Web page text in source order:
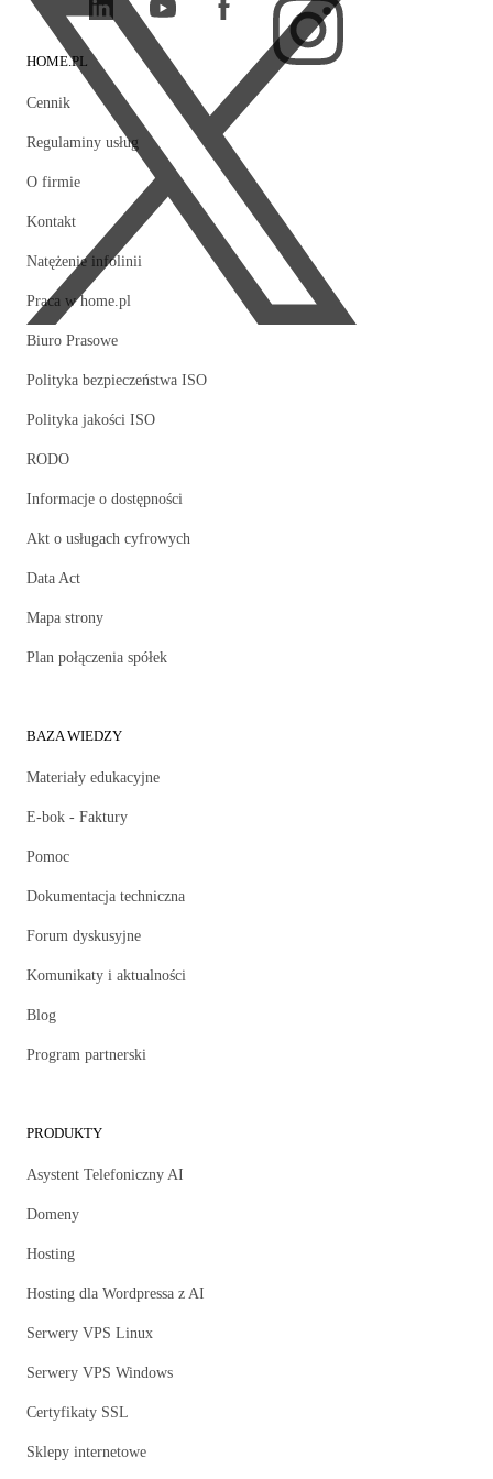
Więcej informacji na ten temat znajdziesz tutaj:
https://pomoc.home.pl/baza-wiedzy/jak-sprawdzic-na-kogo-
zarejestrowana-jest-wybrana-domena
.
HOME.PL
Cennik
Regulaminy usług
O firmie
Kontakt
Natężenie infolinii
Praca w home.pl
Biuro Prasowe
Polityka bezpieczeństwa ISO
Polityka jakości ISO
RODO
Informacje o dostępności
Akt o usługach cyfrowych
Data Act
Mapa strony
Plan połączenia spółek
BAZA WIEDZY
Materiały edukacyjne
E-bok - Faktury
Pomoc
Dokumentacja techniczna
Forum dyskusyjne
Komunikaty i aktualności
Blog
Program partnerski
PRODUKTY
Asystent Telefoniczny AI
Domeny
Hosting
Hosting dla Wordpressa z AI
Serwery VPS Linux
Serwery VPS Windows
Certyfikaty SSL
Sklepy internetowe